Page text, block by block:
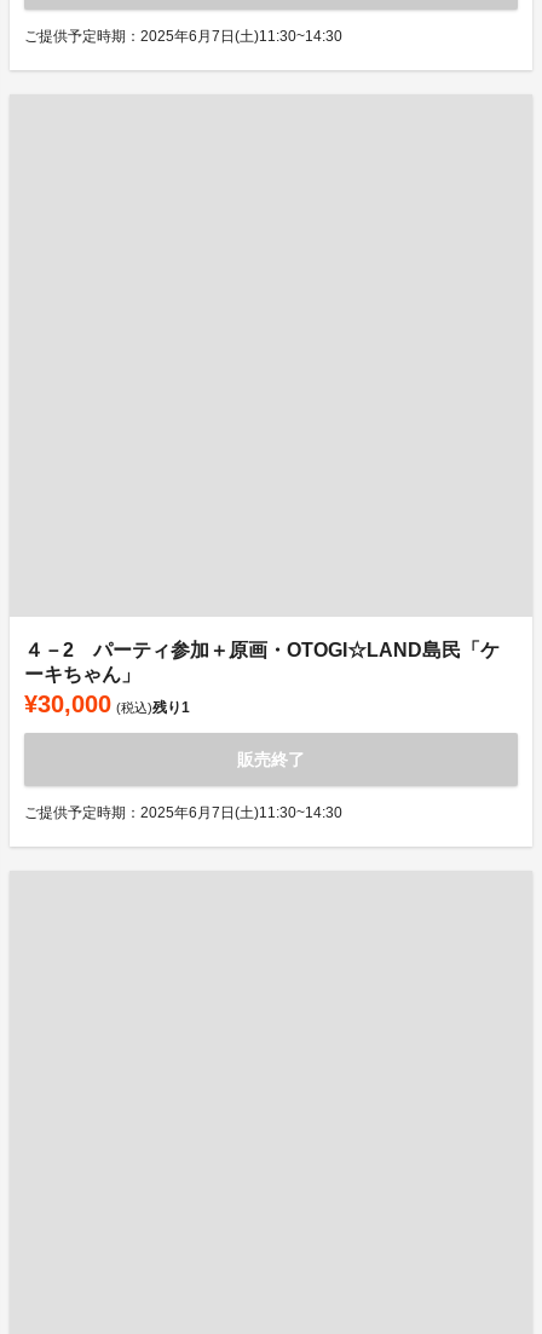
ご提供予定時期：2025年6月7日(土)11:30~14:30
４－2 パーティ参加＋原画・OTOGI☆LAND島民「ケ
ーキちゃん」
¥30,000 (税込)残り1
販売終了
ご提供予定時期：2025年6月7日(土)11:30~14:30